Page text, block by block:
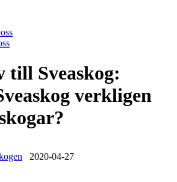
till Sveaskog:
verkligen
2020-04-27